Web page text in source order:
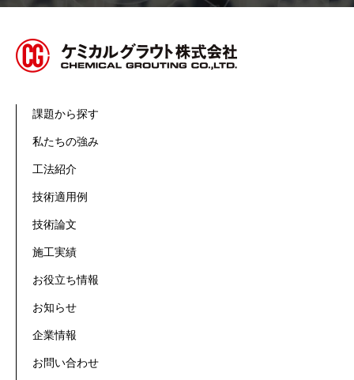
課題から探す
私たちの強み
工法紹介
技術適用例
技術論文
施工実績
お役立ち情報
お知らせ
企業情報
お問い合わせ